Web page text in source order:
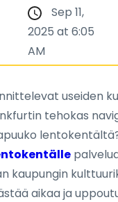
Sep 11,
2025 at 6:05
AM
useiden
tehokas
kaupungin
aikaa ja